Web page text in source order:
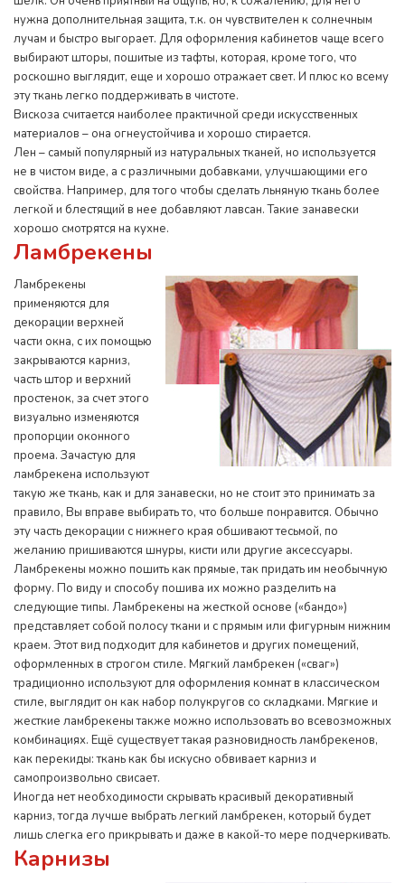
нужна дополнительная защита, т.к. он чувствителен к солнечным
лучам и быстро выгорает. Для оформления кабинетов чаще всего
выбирают шторы, пошитые из тафты, которая, кроме того, что
роскошно выглядит, еще и хорошо отражает свет. И плюс ко всему
эту ткань легко поддерживать в чистоте.
Вискоза считается наиболее практичной среди искусственных
материалов – она огнеустойчива и хорошо стирается.
Лен – самый популярный из натуральных тканей, но используется
не в чистом виде, а с различными добавками, улучшающими его
свойства. Например, для того чтобы сделать льняную ткань более
легкой и блестящий в нее добавляют лавсан. Такие занавески
хорошо смотрятся на кухне.
Ламбрекены
Ламбрекены
применяются для
декорации верхней
части окна, с их помощью
закрываются карниз,
часть штор и верхний
простенок, за счет этого
визуально изменяются
пропорции оконного
проема. Зачастую для
ламбрекена используют
такую же ткань, как и для занавески, но не стоит это принимать за
правило, Вы вправе выбирать то, что больше понравится. Обычно
эту часть декорации с нижнего края обшивают тесьмой, по
желанию пришиваются шнуры, кисти или другие аксессуары.
Ламбрекены можно пошить как прямые, так придать им необычную
форму. По виду и способу пошива их можно разделить на
следующие типы. Ламбрекены на жесткой основе («бандо»)
представляет собой полосу ткани и с прямым или фигурным нижним
краем. Этот вид подходит для кабинетов и других помещений,
оформленных в строгом стиле. Мягкий ламбрекен («сваг»)
традиционно используют для оформления комнат в классическом
стиле, выглядит он как набор полукругов со складками. Мягкие и
жесткие ламбрекены также можно использовать во всевозможных
комбинациях. Ещё существует такая разновидность ламбрекенов,
как перекиды: ткань как бы искусно обвивает карниз и
самопроизвольно свисает.
Иногда нет необходимости скрывать красивый декоративный
карниз, тогда лучше выбрать легкий ламбрекен, который будет
лишь слегка его прикрывать и даже в какой-то мере подчеркивать.
Карнизы